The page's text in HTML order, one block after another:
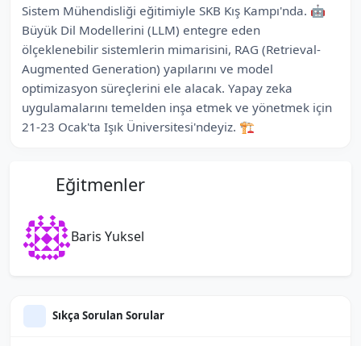
Sistem Mühendisliği eğitimiyle SKB Kış Kampı'nda. 🤖
Büyük Dil Modellerini (LLM) entegre eden
ölçeklenebilir sistemlerin mimarisini, RAG (Retrieval-
Augmented Generation) yapılarını ve model
optimizasyon süreçlerini ele alacak. Yapay zeka
uygulamalarını temelden inşa etmek ve yönetmek için
21-23 Ocak'ta Işık Üniversitesi'ndeyiz. 🏗️
Eğitmenler
Baris Yuksel
Sıkça Sorulan Sorular